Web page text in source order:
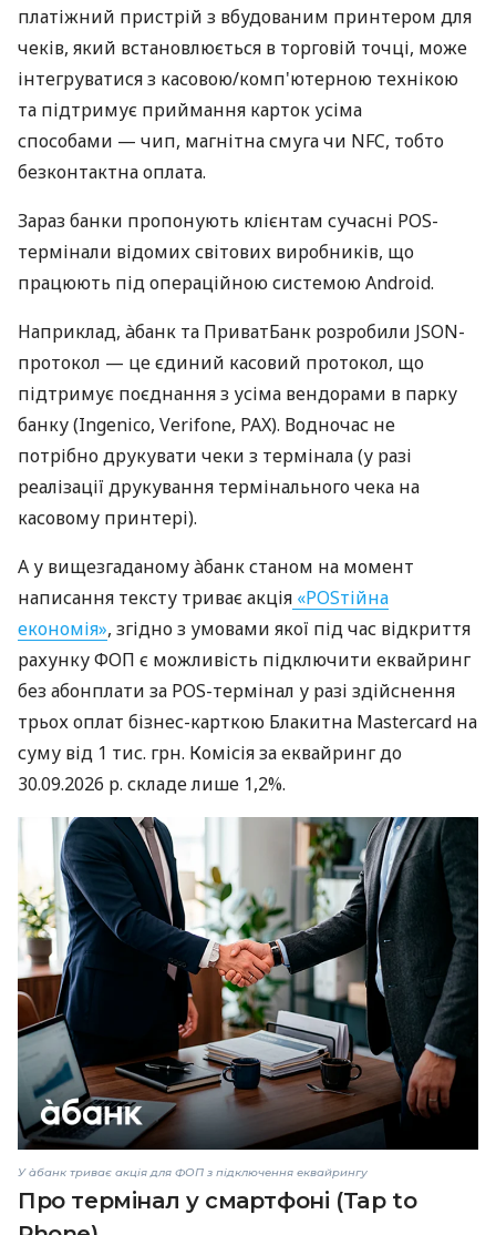
платіжний пристрій з вбудованим принтером для
чеків, який встановлюється в торговій точці, може
інтегруватися з касовою/комп'ютерною технікою
та підтримує приймання карток усіма
способами — чип, магнітна смуга чи NFC, тобто
безконтактна оплата.
Зараз банки пропонують клієнтам сучасні POS-
термінали відомих світових виробників, що
працюють під операційною системою Android.
Наприклад, àбанк та ПриватБанк розробили JSON-
протокол — це єдиний касовий протокол, що
підтримує поєднання з усіма вендорами в парку
банку (Ingenico, Verifone, PAX). Водночас не
потрібно друкувати чеки з термінала (у разі
реалізації друкування термінального чека на
касовому принтері).
А у вищезгаданому àбанк станом на момент
написання тексту триває акція «POSтійна
економія», згідно з умовами якої під час відкриття
рахунку ФОП є можливість підключити еквайринг
без абонплати за POS-термінал у разі здійснення
трьох оплат бізнес-карткою Блакитна Mastercard на
суму від 1 тис. грн. Комісія за еквайринг до
30.09.2026 р. складе лише 1,2%.
У àбанк триває акція для ФОП з підключення еквайрингу
Про термінал у смартфоні (Tap to